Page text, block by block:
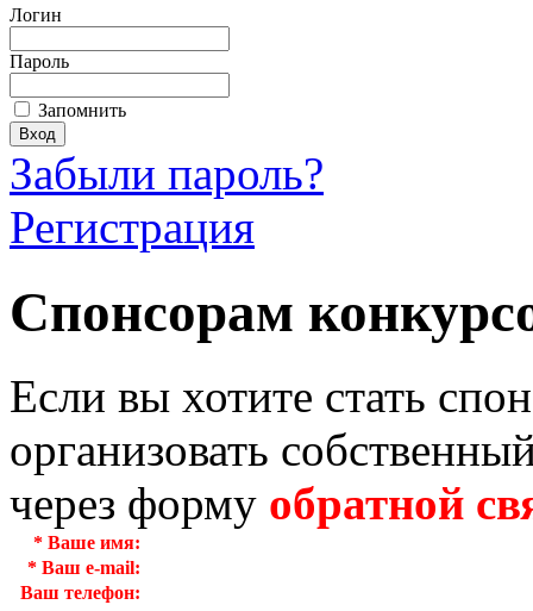
Логин
Пароль
Запомнить
Забыли пароль?
Регистрация
Спонсорам
Если вы хотите стать
организовать
через форму обратной
* Ваше имя:
* Ваш e-mail:
Ваш телефон: